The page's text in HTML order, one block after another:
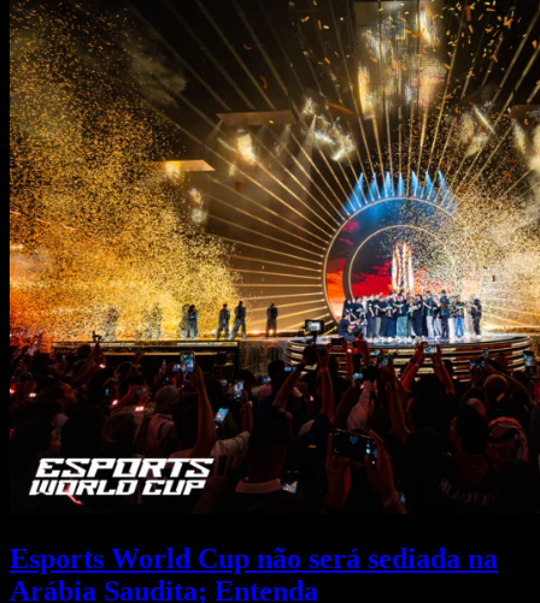
Esports World Cup não será sediada na
Arábia Saudita; Entenda